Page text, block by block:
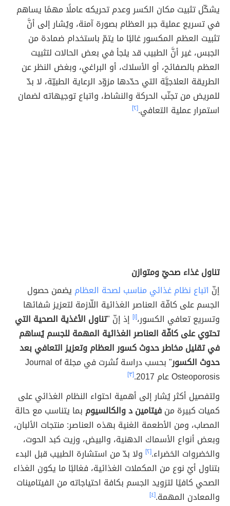
يشكّل تثبيت مكان الكسر وعدم تحريكه عاملًا مهمًا يساهم
في تسريع عملية جبر العظام بصورة آمنة، ويُشار إلى أنَّ
تثبيت العظم المكسور غالبًا ما يتمّ باستخدام ضمادة من
الجبس، غير أنَّ الطبيب قد يلجأ في بعض الحالات لتثبيت
العظم بالصفائح، أو الأسلاك، أو البراغي، وبغض النظر عن
الطريقة العلاجيَّة التي حدّدها مزوّد الرعاية الطبيّة، لا بدّ
للمريض من تجنّب الحركة والنشاط، واتباع توجيهاته لضمان
استمرار عملية التعافي.[٢]
تناول غذاء صحيّ ومتوازن
إنّ اتباع نظام غذائي مناسب لصحة العظام يضمن حصول
الجسم على كافّة العناصر الغذائية اللّازمة لتعزيز شفائها
وتسريع تعافي الكسور،[١] إذ إنّ "تناول الأغذية الصحية التي
تحتوي على كافّة العناصر الغذائية المهمة للجسم يُساهم
في تقليل مخاطر حدوث كسور العظام وتعزيز التعافي بعد
حدوث الكسور
" بحسب دراسة نُشرت في مجلة Journal of
Osteoporosis عام 2017.
[٣]
ولتفصيل أكثر يُشار إلى أهمية احتواء النظام الغذائي على
كميات كبيرة منفيتامين د والكالسيوم بما يتناسب مع حالة
المصاب، ومن الأطعمة الغنية بهذه العناصر: منتجات الألبان،
وبعض أنواع الأسماك الدهنية، والبيض، وزيت كبد الحوت،
والخضروات الخضراء.[٢]
ولا بدّ من استشارة الطبيب قبل البدء
بتناول أيْ نوع من المكملات الغذائية، فغالبًا ما يكون الغذاء
الصحي كافيًا لتزويد الجسم بكافة احتياجاته من الفيتامينات
والمعادن المهمة.[٤]